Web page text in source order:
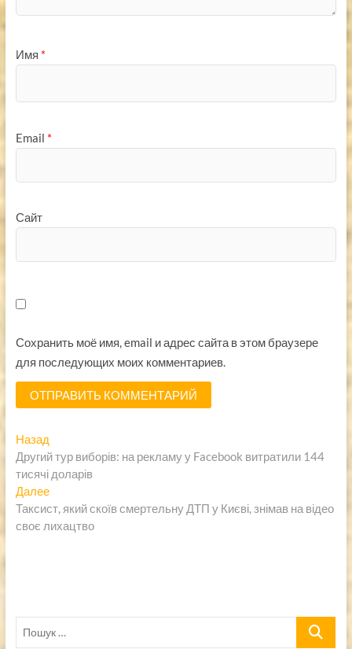
Имя *
Email *
Сайт
Сохранить моё имя, email и адрес сайта в этом браузере
для последующих моих комментариев.
Навигация
по
записям
НазадПредыдущая
запись:
Другий тур виборів: на рекламу у Facebook витратили 144
тисячі доларів
ДалееСледующая
запись:
Таксист, який скоїв смертельну ДТП у Києві, знімав на відео
своє лихацтво
Пошук